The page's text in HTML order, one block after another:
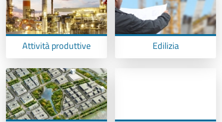
Attività produttive Edilizia